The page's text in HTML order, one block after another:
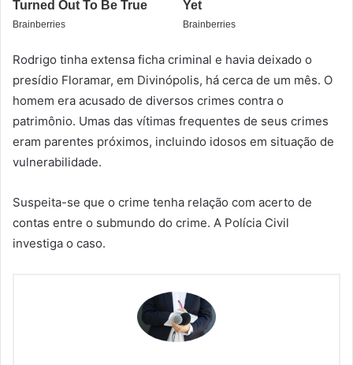
Rodrigo tinha extensa ficha criminal e havia deixado o
presídio Floramar, em Divinópolis, há cerca de um mês. O
homem era acusado de diversos crimes contra o
patrimônio. Umas das vítimas frequentes de seus crimes
eram parentes próximos, incluindo idosos em situação de
vulnerabilidade.
Suspeita-se que o crime tenha relação com acerto de
contas entre o submundo do crime. A Polícia Civil
investiga o caso.